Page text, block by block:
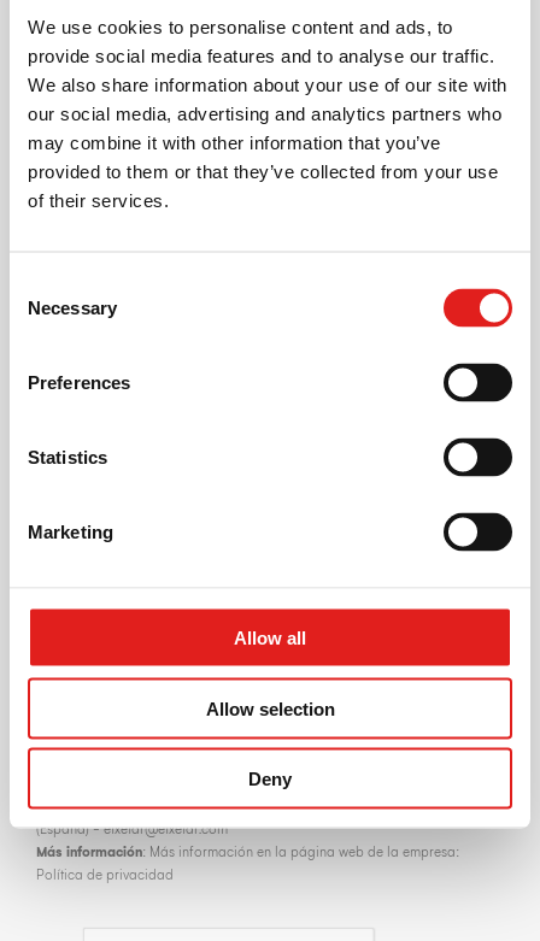
We use cookies to personalise content and ads, to
provide social media features and to analyse our traffic.
We also share information about your use of our site with
our social media, advertising and analytics partners who
may combine it with other information that you’ve
provided to them or that they’ve collected from your use
of their services.
Selection
Necessary
Preferences
Statistics
Marketing
Allow all
Allow selection
Deny
Adjunte su CV
Protección de datos personales: información básica
Legalidad del tratamiento: Ejecución de un contrato de servicio,
del tratamiento o cumplimiento con una obligación jurídica
Divulgación a terceros: Sus datos pueden enviarse a empresas del grupo
Derechos de las partes interesadas: Puede ejercer sus derechos de
protección de datos en San Antolín, 3 – 20870 Elgoibar, Gipuzkoa
(España) -etxetar@etxetar.com
Más información: Más información en la página web de la empresa:
Política de privacidad